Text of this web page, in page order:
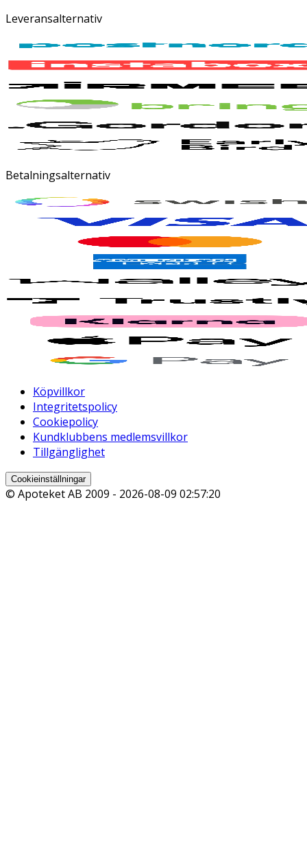
Leveransalternativ
Betalningsalternativ
Köpvillkor
Integritetspolicy
Cookiepolicy
Kundklubbens medlemsvillkor
Tillgänglighet
Cookieinställningar
© Apoteket AB 2009 - 2026-08-09 02:57:20